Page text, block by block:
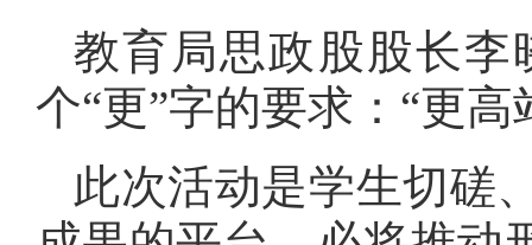
教育局思政股股长
个“更”字的要求：“更
此次活动是学生切磋